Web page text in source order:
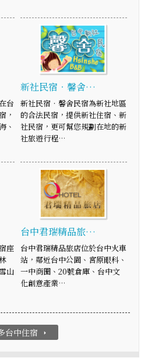
台
，
、
新社民宿‧馨舍…
新社民宿‧馨舍民宿為新社地區
的合法民宿，提供新社住宿、新
社民宿，更可幫您規劃在地的新
社旅遊行程…
座
山
台中君瑞精品旅…
台中君瑞精品旅店位於台中火車
站，鄰近台中公園、宮原眼科、
一中商圈、20號倉庫、台中文
化創意產業…
台中住宿 arrow_right